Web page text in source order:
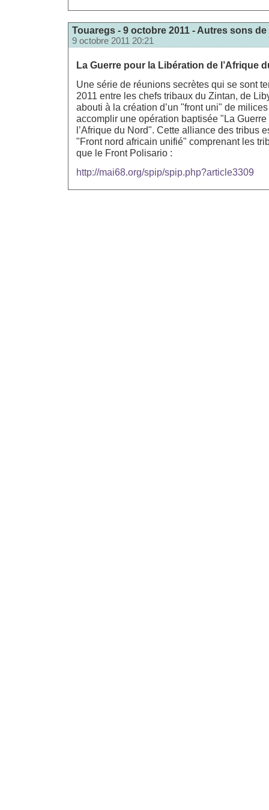
Touaregs - 9 octobre 2011 - Autres sons
9 octobre 2011 20:21
La Guerre pour la Libération de l’Afrique
Une série de réunions secrètes qui se sont
2011 entre les chefs tribaux du Zintan, de
abouti à la création d’un "front uni" de
accomplir une opération baptisée "La
l’Afrique du Nord". Cette alliance des tribus
"Front nord africain unifié" comprenant les
que le Front Polisario :
http://mai68.org/spip/spip.php?article3309